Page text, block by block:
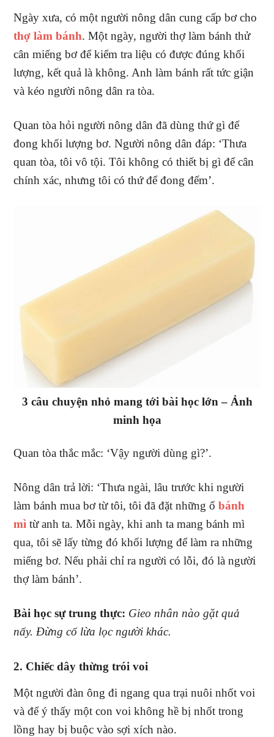
Ngày xưa, có một người nông dân cung cấp bơ cho
thợ làm bánh. Một ngày, người thợ làm bánh thử
cân miếng bơ để kiểm tra liệu có được đúng khối
lượng, kết quả là không. Anh làm bánh rất tức giận
và kéo người nông dân ra tòa.
Quan tòa hỏi người nông dân đã dùng thứ gì để
đong khối lượng bơ. Người nông dân đáp: ‘Thưa
quan tòa, tôi vô tội. Tôi không có thiết bị gì để cân
chính xác, nhưng tôi có thứ để đong đếm’.
3 câu chuyện nhỏ mang tới bài học lớn – Ảnh
minh họa
Quan tòa thắc mắc: ‘Vậy người dùng gì?’.
Nông dân trả lời: ‘Thưa ngài, lâu trước khi người
làm bánh mua bơ từ tôi, tôi đã đặt những ổbánh
mì từ anh ta. Mỗi ngày, khi anh ta mang bánh mì
qua, tôi sẽ lấy từng đó khối lượng để làm ra những
miếng bơ. Nếu phải chỉ ra người có lỗi, đó là người
thợ làm bánh’.
Bài học sự trung thực: Gieo nhân nào gặt quả
nấy. Đừng cố lừa lọc người khác.
2. Chiếc dây thừng trói voi
Một người đàn ông đi ngang qua trại nuôi nhốt voi
và để ý thấy một con voi không hề bị nhốt trong
lồng hay bị buộc vào sợi xích nào.